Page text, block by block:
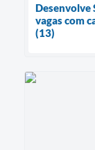
Desenvolve
vagas com
(13)